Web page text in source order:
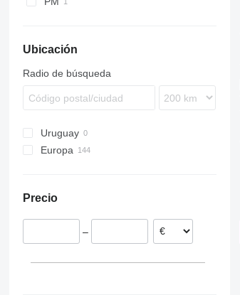
P320
P360
P370
P380
P410
P450
R440
R470
R480
R490
R500
R520
Ubicación
Radio de búsqueda
Uruguay
Europa
Finlandia
Portugal
Precio
–